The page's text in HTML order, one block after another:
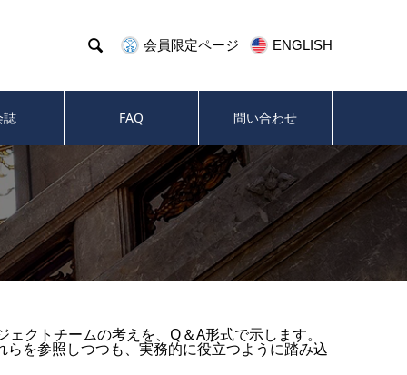
 会員限定ページ ENGLISH
誌 FAQ 問い合わせ
クトチームの考えを、Q＆A形式で示します。
を参照しつつも、実務的に役立つように踏み込